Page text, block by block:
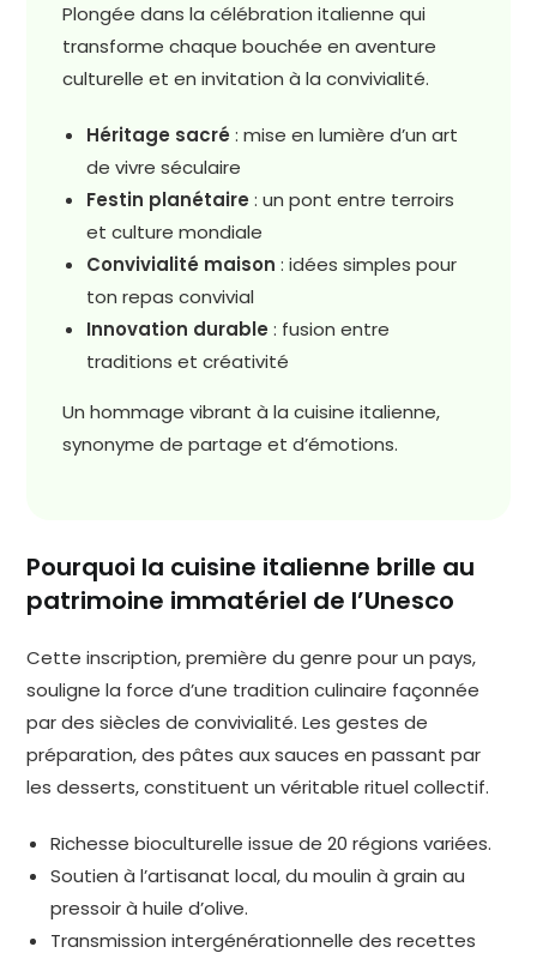
Plongée dans la célébration italienne qui
transforme chaque bouchée en aventure
culturelle et en invitation à la convivialité.
Héritage sacré : mise en lumière d’un art
de vivre séculaire
Festin planétaire : un pont entre terroirs
et culture mondiale
Convivialité maison : idées simples pour
ton repas convivial
Innovation durable : fusion entre
traditions et créativité
Un hommage vibrant à la cuisine italienne,
synonyme de partage et d’émotions.
Pourquoi la cuisine italienne brille au
patrimoine immatériel de l’Unesco
Cette inscription, première du genre pour un pays,
souligne la force d’une tradition culinaire façonnée
par des siècles de convivialité. Les gestes de
préparation, des pâtes aux sauces en passant par
les desserts, constituent un véritable rituel collectif.
Richesse bioculturelle issue de 20 régions variées.
Soutien à l’artisanat local, du moulin à grain au
pressoir à huile d’olive.
Transmission intergénérationnelle des recettes